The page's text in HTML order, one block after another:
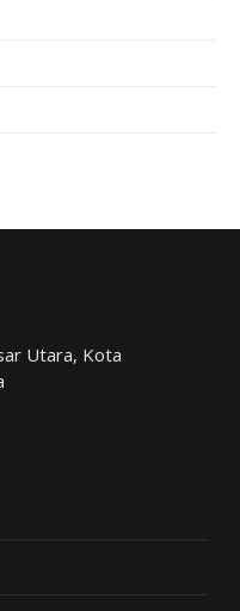
Utara, Kota